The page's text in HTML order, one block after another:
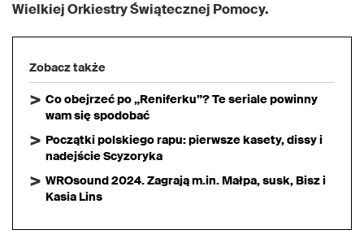
Wielkiej Orkiestry Świątecznej Pomocy.
Zobacz także
Co obejrzeć po „Reniferku”? Te seriale powinny
wam się spodobać
Początki polskiego rapu: pierwsze kasety, dissy i
nadejście Scyzoryka
WROsound 2024. Zagrają m.in. Małpa, susk, Bisz i
Kasia Lins